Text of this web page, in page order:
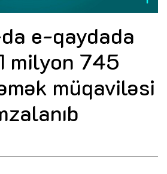
e-qaydada
milyon 745
müqaviləsi